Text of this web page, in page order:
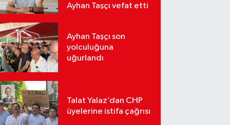
Ayhan Taşçı vefat etti
Ayhan Taşçı son
yolculuğuna
uğurlandı
Talat Yalaz’dan CHP
üyelerine istifa çağrısı